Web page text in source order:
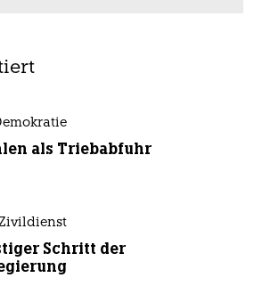
als Triebabfuhr
Schritt der